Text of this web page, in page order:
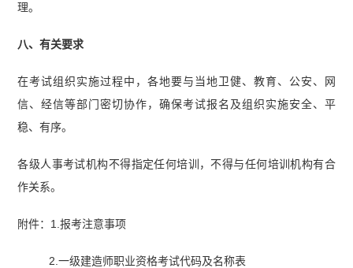
理。
八、有关要求
在考试组织实施过程中，各地要与当地卫健、教育、公安、网
信、经信等部门密切协作，确保考试报名及组织实施安全、平
稳、有序。
各级人事考试机构不得指定任何培训，不得与任何培训机构有合
作关系。
附件：1.报考注意事项
2.一级建造师职业资格考试代码及名称表